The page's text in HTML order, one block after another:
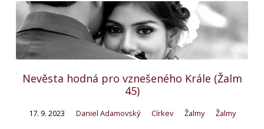
Nevěsta hodná pro vznešeného Krále (Žalm
45)
17. 9. 2023 Daniel Adamovský Církev Žalmy Žalmy